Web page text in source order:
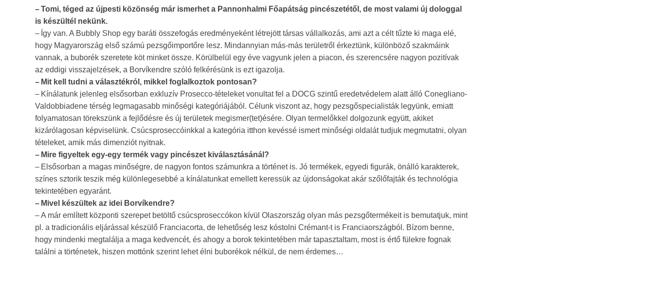
– Tomi, téged az újpesti közönség már ismerhet a Pannonhalmi Főapátság pincészetétől, de most valami új dologgal
is készültél nekünk.
– Így van. A Bubbly Shop egy baráti összefogás eredményeként létrejött társas vállalkozás, ami azt a célt tűzte ki maga elé,
hogy Magyarország első számú pezsgőimportőre lesz. Mindannyian más-más területről érkeztünk, különböző szakmáink
vannak, a buborék szeretete köt minket össze. Körülbelül egy éve vagyunk jelen a piacon, és szerencsére nagyon pozitívak
az eddigi visszajelzések, a Borvíkendre szóló felkérésünk is ezt igazolja.
– Mit kell tudni a választékról, mikkel foglalkoztok pontosan?
– Kínálatunk jelenleg elsősorban exkluzív Prosecco-tételeket vonultat fel a DOCG szintű eredetvédelem alatt álló Conegliano-
Valdobbiadene térség legmagasabb minőségi kategóriájából. Célunk viszont az, hogy pezsgőspecialisták legyünk, emiatt
folyamatosan törekszünk a fejlődésre és új területek megismer(tet)ésére. Olyan termelőkkel dolgozunk együtt, akiket
kizárólagosan képviselünk. Csúcsproseccóinkkal a kategória itthon kevéssé ismert minőségi oldalát tudjuk megmutatni, olyan
tételeket, amik más dimenziót nyitnak.
– Mire figyeltek egy-egy termék vagy pincészet kiválasztásánál?
– Elsősorban a magas minőségre, de nagyon fontos számunkra a történet is. Jó termékek, egyedi figurák, önálló karakterek,
színes sztorik teszik még különlegesebbé a kínálatunkat emellett keressük az újdonságokat akár szőlőfajták és technológia
tekintetében egyaránt.
– Mivel készültek az idei Borvíkendre?
– A már említett központi szerepet betöltő csúcsproseccókon kívül Olaszország olyan más pezsgőtermékeit is bemutatjuk, mint
pl. a tradicionális eljárással készülő Franciacorta, de lehetőség lesz kóstolni Crémant-t is Franciaországból. Bízom benne,
hogy mindenki megtalálja a maga kedvencét, és ahogy a borok tekintetében már tapasztaltam, most is értő fülekre fognak
találni a történetek, hiszen mottónk szerint lehet élni buborékok nélkül, de nem érdemes…